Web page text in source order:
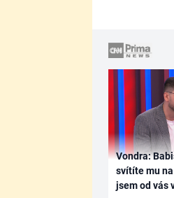
Vondra:
svítíte mu
jsem od vás